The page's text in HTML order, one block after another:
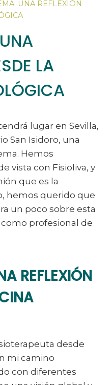
UNA REFLEXIÓN
LA
lugar en Sevilla,
San Isidoro, una
Hemos
vista con Fisioliva, y
que es la
hemos querido que
un poco sobre esta
profesional de
REFLEXIÓN
desde
mi camino
con diferentes